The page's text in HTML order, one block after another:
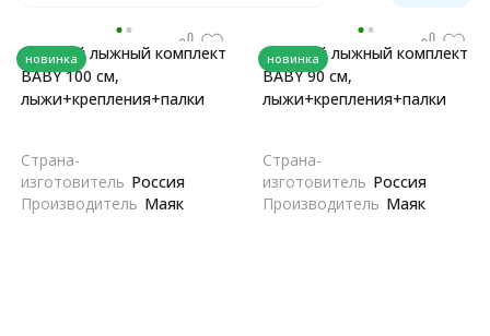
новинка
Детский лыжный комплект
BABY 100 см,
лыжи+крепления+палки
Страна-
изготовитель Россия
Производитель Маяк
новинка
Детский лыжный комплект
BABY 90 см,
лыжи+крепления+палки
Страна-
изготовитель Россия
Производитель Маяк